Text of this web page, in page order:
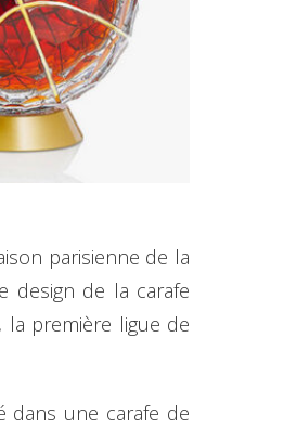
parisienne de la
design de la carafe
la première ligue de
dans une carafe de